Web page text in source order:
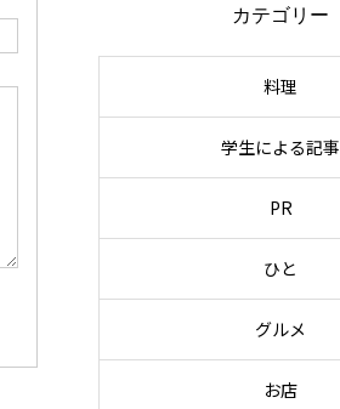
カテゴリー
料理
学生による記事
PR
ひと
グルメ
お店